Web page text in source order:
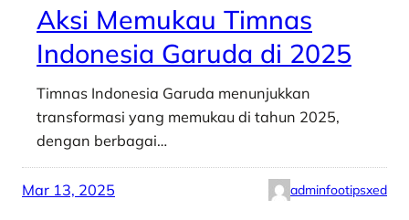
Aksi Memukau Timnas
Indonesia Garuda di 2025
Timnas Indonesia Garuda menunjukkan
transformasi yang memukau di tahun 2025,
dengan berbagai…
Mar 13, 2025 adminfootipsxed